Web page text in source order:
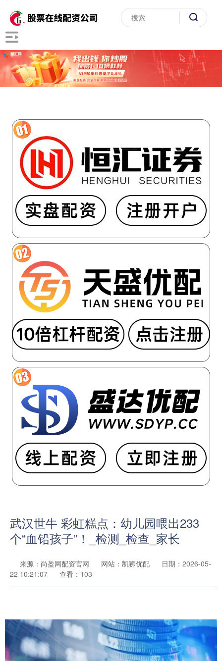
武汉世牛 彩虹糕点：幼儿园喂出233
个“血铅孩子”！_检测_检查_家长
来源：尚盈网配资官网 网站：凯狮优配
日期：2026-05-
22 10:21:07
查看：103